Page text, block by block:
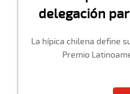
delegación
La hípica chilena define
Premio